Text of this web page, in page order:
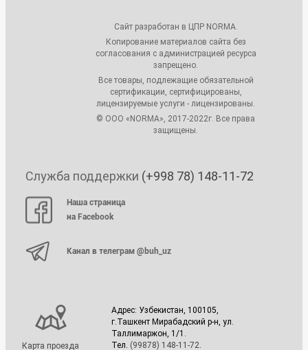
Сайт разработан в ЦПР NORMA.
Копирование материалов сайта без
согласования с администрацией ресурса
запрещено.
Все товары, подлежащие обязательной
сертификации, сертифицированы,
лицензируемые услуги - лицензированы.
© ООО «NORMA», 2017-2022г. Все права
защищены.
Служба поддержки (+998 78) 148-11-72
Наша страница
на Facebook
Канал в телеграм @buh_uz
Карта проезда
Адрес: Узбекистан, 100105,
г.Ташкент Мирабадский р-н, ул.
Таллимаржон, 1/1.
Тел. (99878) 148-11-72